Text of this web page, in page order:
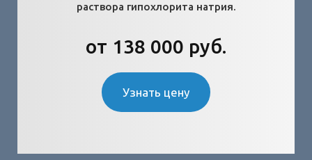
раствора гипохлорита натрия.
от 138 000 руб.
Узнать цену